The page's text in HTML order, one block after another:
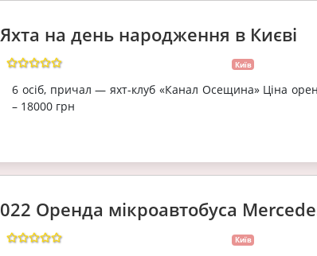
Яхта на день народження в Києві
Київ
6 осіб, причал — яхт-клуб «Канал Осещина» Ціна
– 18000 грн
022 Оренда мікроавтобуса
Київ